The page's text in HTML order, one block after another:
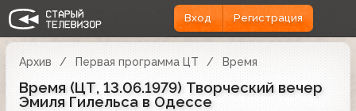
Вход Регистрация
Архив Первая программа ЦТ Время
Время (ЦТ, 13.06.1979) Творческий вечер
Эмиля Гилельса в Одессе